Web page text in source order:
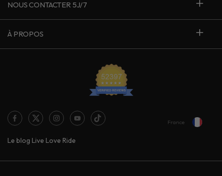
NOUS CONTACTER 5J/7
À PROPOS
Le blog Live Love Ride
France